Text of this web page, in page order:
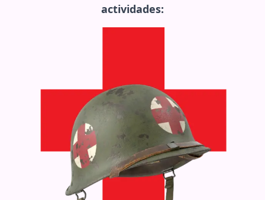
actividades: